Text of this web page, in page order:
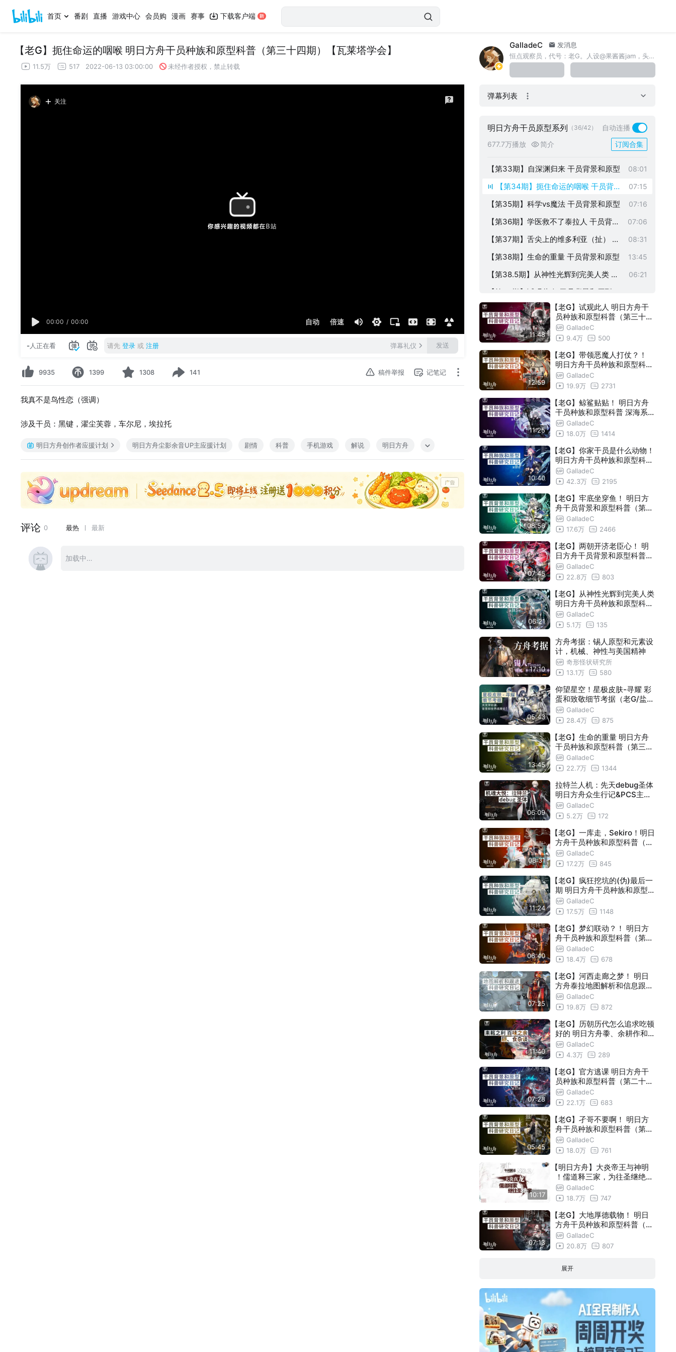
首页 番剧 直播 游戏中心 会员购 漫画 赛事 下载客户端
【老G】扼住命运的咽喉 明日方舟干员种族和原型科普（第三十四期）【瓦莱塔学会】
11.5万 517 2022-06-13 03:00:00 未经作者授权，禁止转载
关注
00:00 / 00:00 自动 倍速
-人正在看 请先 登录 或 注册 弹幕礼仪 发送
9935 1399 1308 141 稿件举报 记笔记
我真不是鸟性恋（强调）
涉及干员：黑键，濯尘芙蓉，车尔尼，埃拉托
明日方舟创作者应援计划 明日方舟尘影余音UP主应援计划 剧情 科普 手机游戏 解说 明日方舟
GalladeC
发消息
恒点观察员，代号：老G。人设@果酱酱jam，头像@虬墨一型
弹幕列表
明日方舟干员原型系列 （36/42）
自动连播
677.7万播放
简介 订阅合集
【第26期】集结于军旗之下怒吼吧 干员
背景和原型
【第27期】行走的表情包*2 干员背景和
08:18
【第28期】物理超度 干员背景和原型
【第29期】低眉警告 干员背景和原型 06:57
【第31期】薮大友 干员背景和原型 08:39
【第32期】阿尔推莉雅 干员背景和原型 08:07
【第33期】自深渊归来 干员背景和原型 08:01
【第34期】扼住命运的咽喉 干员背景
和原型
07:15
【第35期】科学vs魔法 干员背景和原型 07:16
【第36期】学医救不了泰拉人 干员背景
和原型
07:06
【第37期】舌尖上的维多利亚（扯） 干
员背景和原型
08:31
【第38期】生命的重量 干员背景和原型 13:45
【第38.5期】从神性光辉到完美人类 干
员背景和原型
06:21
【第39期】试观此人 干员背景和原型
11:48
【老G】试观此人 明日方舟干
员种族和原型科普（第三十九
期）【瓦莱塔学会】
GalladeC
9.4万
500
12:59
【老G】带领恶魔人打仗？！
明日方舟干员种族和原型科普
（第三期）
GalladeC
19.9万
2731
11:25
【老G】鲸鲨贴贴！ 明日方舟
干员种族和原型科普 深海系特
别篇（第四点儿五期）
GalladeC
18.0万
1414
10:40
【老G】你家干员是什么动物！
明日方舟干员种族和原型科普
（第一期）
GalladeC
42.3万
2195
08:56
【老G】牢底坐穿鱼！ 明日方
舟干员背景和原型科普（第七
期）GalladeC
17.6万
2466
07:45
【老G】两朝开济老臣心！ 明
日方舟干员背景和原型科普（
第九期）【瓦莱塔学会】
GalladeC
22.8万
803
06:21
【老G】从神性光辉到完美人类
明日方舟干员种族和原型科普
（第三十八点五期）【瓦莱塔
学会】
GalladeC
5.1万
135
17:10
方舟考据：锡人原型和元素设
计，机械、神性与美国精神
奇形怪状研究所
13.1万
580
05:43
仰望星空！星极皮肤-寻耀 彩
蛋和致敬细节考据（老G/盐鱼
料理长）【瓦莱塔学会】
GalladeC
28.4万
875
13:45
【老G】生命的重量 明日方舟
干员种族和原型科普（第三十
八期）【瓦莱塔学会】
GalladeC
22.7万
1344
06:09
拉特兰人机：先天debug圣体
明日方舟众生行记&PCS主机
设定不正经解析
GalladeC
5.2万
172
08:31
【老G】一库走，Sekiro！明日
方舟干员种族和原型科普（第
五期）GalladeC
17.2万
845
11:24
【老G】疯狂挖坑的(伪)最后一
期 明日方舟干员种族和原型科
普（第四期）
GalladeC
17.5万
1148
06:40
【老G】梦幻联动？！ 明日方
舟干员种族和原型科普（第十
六期）【瓦莱塔学会】
GalladeC
18.4万
678
07:25
【老G】河西走廊之梦！ 明日
方舟泰拉地图解析和信息跟进
【瓦莱塔学会】
GalladeC
19.8万
872
11:40
【老G】历朝历代怎么追求吃顿
好的 明日方舟黍、余耕作和饮
食杂谈【瓦莱塔学会】
GalladeC
4.3万
289
07:28
【老G】官方逃课 明日方舟干
员种族和原型科普（第二十二
期）【瓦莱塔学会】
GalladeC
22.1万
683
05:45
【老G】孑哥不要啊！ 明日方
舟干员种族和原型科普（第十
四期）【瓦莱塔学会】
GalladeC
18.0万
761
10:17
【明日方舟】大炎帝王与神明
！儒道释三家，为往圣继绝学
（午间翼话01 下）
GalladeC
18.7万
747
07:13
【老G】大地厚德载物！ 明日
方舟干员种族和原型科普（第
十七期）【瓦莱塔学会】
GalladeC
20.8万
807
展开